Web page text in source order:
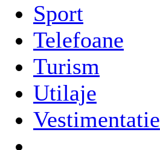
Sport
Telefoane
Turism
Utilaje
Vestimentatie